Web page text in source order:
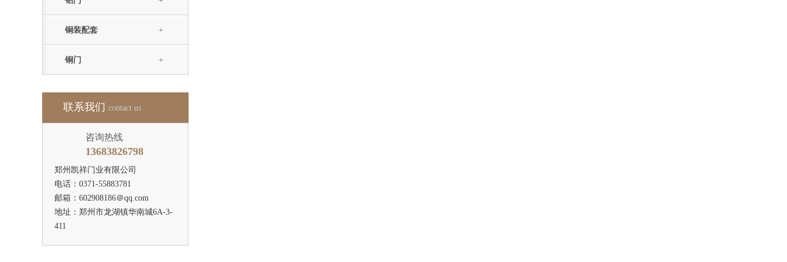
铜装配套 +
铜门 +
联系我们 contact us
咨询热线
13683826798
郑州凯祥门业有限公司
电话：0371-55883781
邮箱：602908186＠qq.com
地址：郑州市龙湖镇华南城6A-3-
411